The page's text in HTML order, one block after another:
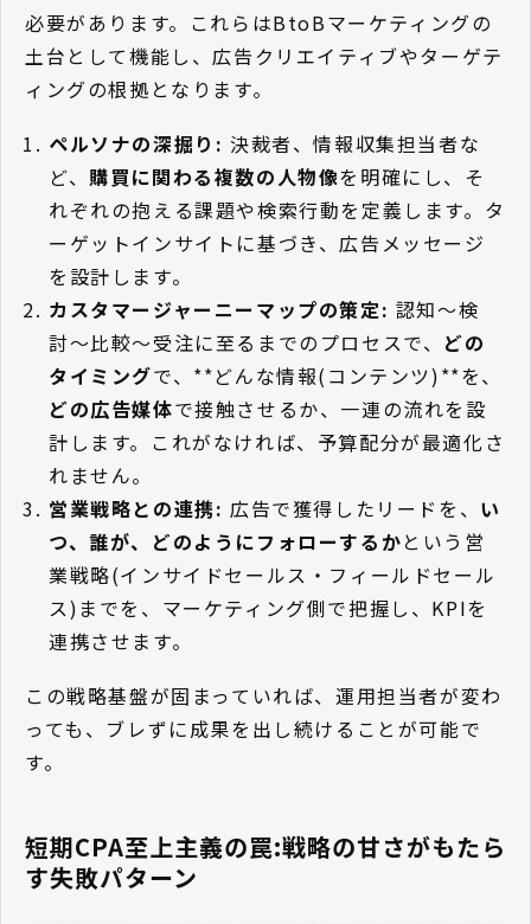
必要があります。これらはBtoBマーケティングの
土台として機能し、広告クリエイティブやターゲテ
ィングの根拠となります。
ペルソナの深掘り: 決裁者、情報収集担当者な
ど、購買に関わる複数の人物像を明確にし、そ
れぞれの抱える課題や検索行動を定義します。タ
ーゲットインサイトに基づき、広告メッセージ
を設計します。
カスタマージャーニーマップの策定: 認知〜検
討〜比較〜受注に至るまでのプロセスで、 どの
タイミングで、**どんな情報(コンテンツ)**を、
どの広告媒体で接触させるか、一連の流れを設
計します。これがなければ、予算配分が最適化さ
れません。
営業戦略との連携: 広告で獲得したリードを、 い
つ、誰が、どのようにフォローするかという営
業戦略(インサイドセールス・フィールドセール
ス)までを、マーケティング側で把握し、KPIを
連携させます。
この戦略基盤が固まっていれば、運用担当者が変わ
っても、ブレずに成果を出し続けることが可能で
す。
短期CPA至上主義の罠:戦略の甘さがもたら
す失敗パターン